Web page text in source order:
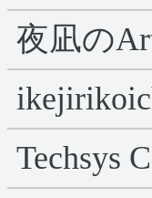
夜凪の
Techsys